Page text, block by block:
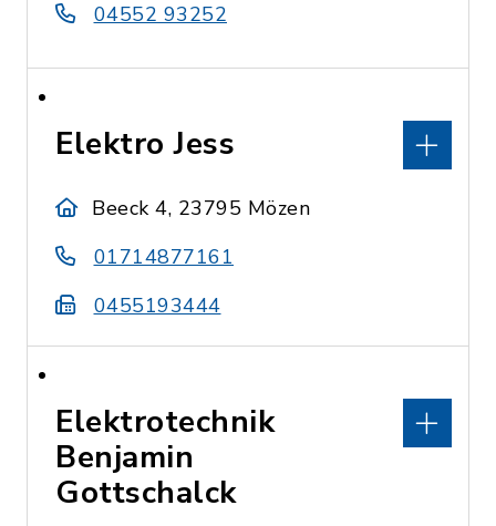
04552 93252
Elektro Jess
Beeck 4, 23795 Mözen
01714877161
0455193444
Elektrotechnik
Benjamin
Gottschalck